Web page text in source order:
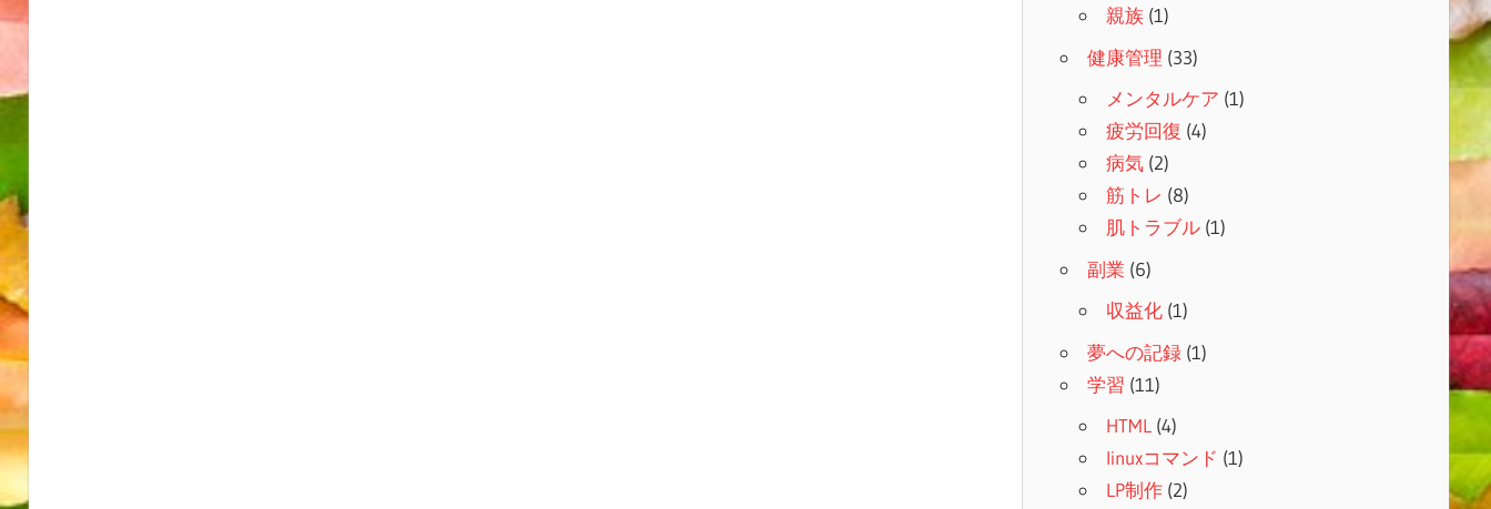
親族(1)
健康管理 (33)
メンタルケア (1)
疲労回復 (4)
病気(2)
筋トレ (8)
肌トラブル(1)
副業 (6)
収益化(1)
夢への記録(1)
学習 (11)
HTML(4)
linuxコマンド (1)
LP制作(2)